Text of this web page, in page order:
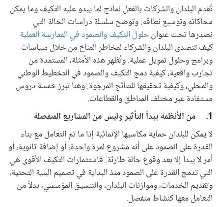
تُقدم البلدان والشركات بالفعل نماذج لما يبدو عليه التكيف وما يمكن
محاكاته وتوسيع نطاقه. وتوضح سلسلة دراسات الحالة التي
نصدرها تحت عنوانحلول التكيف والصمود في الممارسة العملية
كيف تتصدى البلدان والشركاء لمخاطر المناخ من خلال سياسات
وبرامج وحلول تمويل عملية. وتُظهر هذه الأمثلة، المستمدة من
تجارب واقعية، كيفية دمج التكيف والصمود في التخطيط الوطني
والمحلي، وكيفية تحقيقها للنتائج المرجوة. وهنا تبرز خمسة دروس
مستفادة عبر مختلف المناطق والقطاعات.
1. من الأنظمة يبدأ التأثير وليس من المشاريع المنفصلة
لا يمكن للبلدان حماية مكاسبها الإنمائية إذا ما تم التعامل مع بناء
القدرة على الصمود على أنه مشروع لمرة واحدة، أو إضافة ثانوية، أو
أمر لا يبدأ إلا بعد وقوع حالة طارئة. فاستثمارات التكيف الأقوى هي
التي تدمج القدرة على الصمود منذ البداية في تصميم البنية التحتية،
وتقديم الخدمات، وموازنات البلدان، والتنسيق المؤسسي، بدلاً من
التعامل معها كنشاط منفصل.